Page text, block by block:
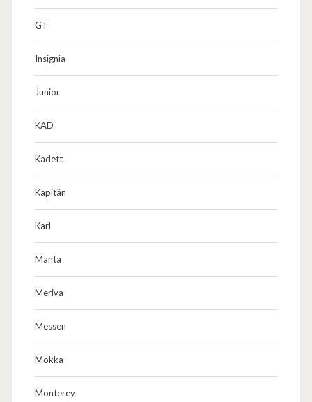
e
1
GT
Insignia
Junior
KAD
Kadett
Kapitän
Karl
Manta
Meriva
Messen
Mokka
Monterey